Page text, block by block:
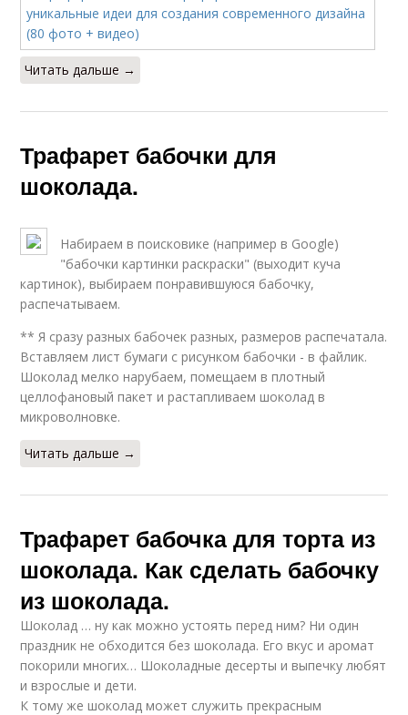
Читать дальше →
Трафарет бабочки для
шоколада.
Набираем в поисковике (например в Google)
"бабочки картинки раскраски" (выходит куча
картинок), выбираем понравившуюся бабочку,
распечатываем.
** Я сразу разных бабочек разных, размеров распечатала.
Вставляем лист бумаги с рисунком бабочки - в файлик.
Шоколад мелко нарубаем, помещаем в плотный
целлофановый пакет и растапливаем шоколад в
микроволновке.
Читать дальше →
Трафарет бабочка для торта из
шоколада. Как сделать бабочку
из шоколада.
Шоколад … ну как можно устоять перед ним? Ни один
праздник не обходится без шоколада. Его вкус и аромат
покорили многих… Шоколадные десерты и выпечку любят
и взрослые и дети.
К тому же шоколад может служить прекрасным